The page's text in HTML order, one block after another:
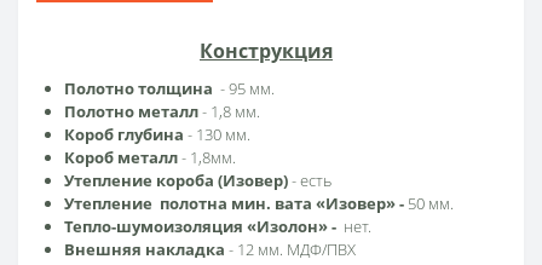
Конструкция
Полотно толщина - 95 мм.
Полотно металл- 1,8 мм.
Короб глубина - 130 мм.
Короб металл- 1,8мм.
Утепление короба (Изовер)- есть
Утепление полотна мин. вата «Изовер»- 50 мм.
Тепло-шумоизоляция «Изолон» - нет.
Внешняя накладка - 12 мм. МДФ/ПВХ